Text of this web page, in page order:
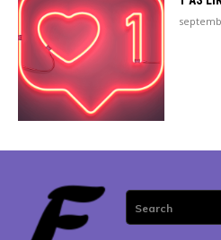
Search